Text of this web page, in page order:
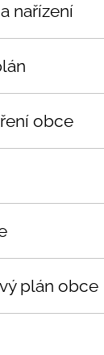
nařízení
obce
plán obce